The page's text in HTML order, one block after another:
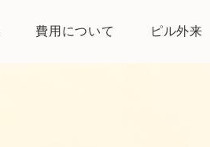
費用について ピル外来